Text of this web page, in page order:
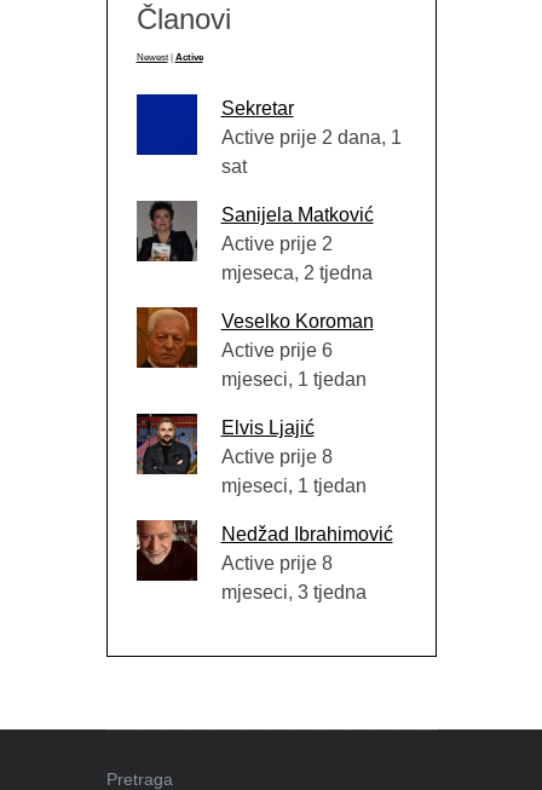
Članovi
Newest Active
Sekretar
Active prije 2 dana, 1
sat
Sanijela Matković
Active prije 2
mjeseca, 2 tjedna
Veselko Koroman
Active prije 6
mjeseci, 1 tjedan
Elvis Ljajić
Active prije 8
mjeseci, 1 tjedan
Nedžad Ibrahimović
Active prije 8
mjeseci, 3 tjedna
Pretraga